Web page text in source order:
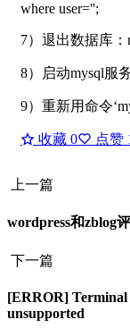
where user='';
7）退出数据库：
8）启动mysql服
9）重新用命令
收藏 0 点赞
上一篇
wordpress和zblog
下一篇
[ERROR]
unsupported